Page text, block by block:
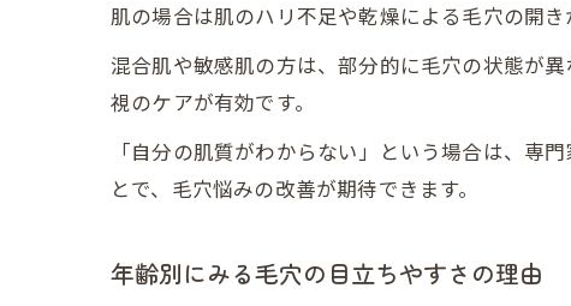
肌の場合は肌のハリ不足や乾燥による毛穴の開き
混合肌や敏感肌の方は、部分的に毛穴の状態が
視のケアが有効です。
「自分の肌質がわからない」という場合は、専
とで、毛穴悩みの改善が期待できます。
年齢別にみる毛穴の目立ちやすさの理由